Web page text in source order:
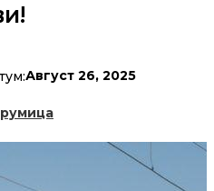
Август 26, 2025